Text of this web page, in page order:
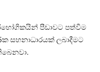
පීඩාවට පත්වීම
සහනාධාරයක් ලබාදීමට